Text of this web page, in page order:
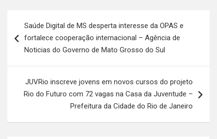
de
Post
Saúde Digital de MS desperta interesse da OPAS e
fortalece cooperação internacional – Agência de
Noticias do Governo de Mato Grosso do Sul
JUVRio inscreve jovens em novos cursos do projeto
Rio do Futuro com 72 vagas na Casa da Juventude –
Prefeitura da Cidade do Rio de Janeiro